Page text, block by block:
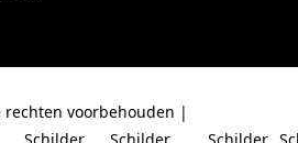
rechten voorbehouden |